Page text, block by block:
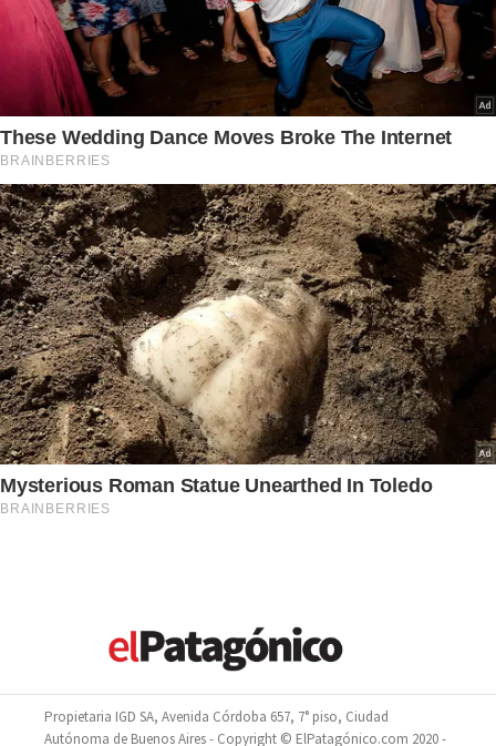
Propietaria IGD SA, Avenida Córdoba 657, 7° piso, Ciudad
Autónoma de Buenos Aires - Copyright © ElPatagónico.com 2020 -